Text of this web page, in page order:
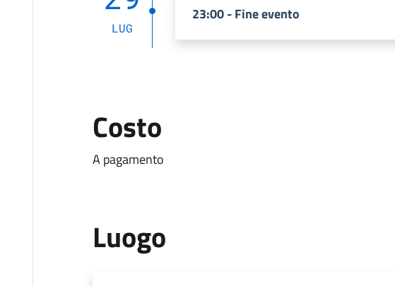
LUG
23:00 - Fine evento
Costo
A pagamento
Luogo